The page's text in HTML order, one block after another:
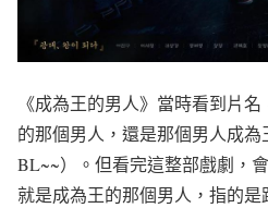
《成為王的男人》當時看到片
的那個男人，還是那個男人成
BL~~）。但看完這整部戲劇，
就是成為王的那個男人，指的